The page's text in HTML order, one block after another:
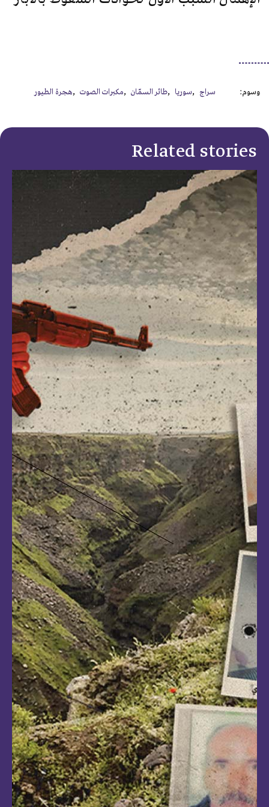
وسوم: سراج سوريا طائر السمّان مكبرات الصوت هجرة الطيور
Related stories